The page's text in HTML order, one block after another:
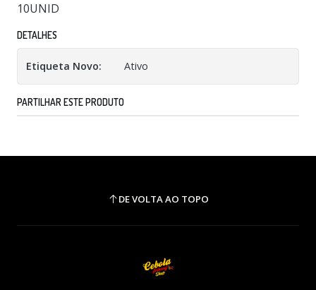
10UNID
DETALHES
Etiqueta Novo: Ativo
PARTILHAR ESTE PRODUTO
DE VOLTA AO TOPO